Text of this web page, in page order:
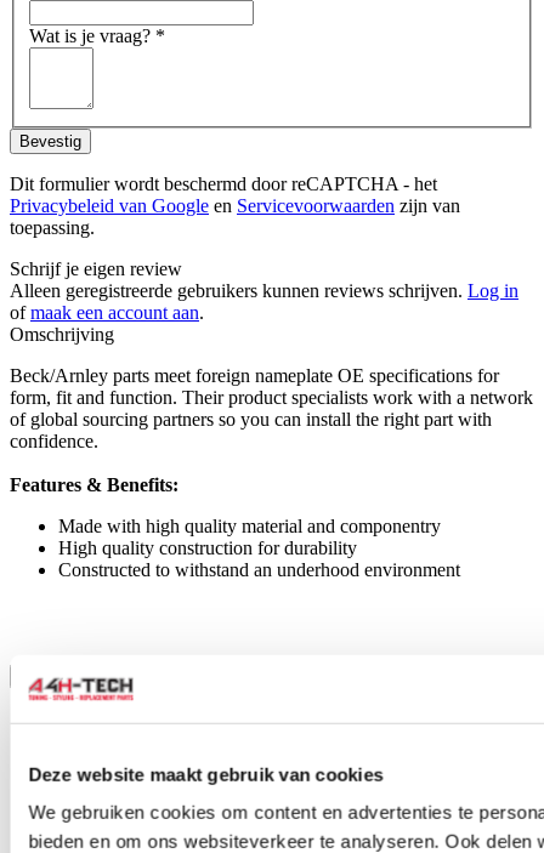
Deze website maakt gebruik van cookies
We gebruiken cookies om content en advertenties te
bieden en om ons websiteverkeer te analyseren. Ook
Wat is je vraag? *
Bevestig
Dit formulier wordt beschermd door reCAPTCHA - het
Privacybeleid van Google en Servicevoorwaarden zijn van
toepassing.
Schrijf je eigen review
Alleen geregistreerde gebruikers kunnen reviews schrijven. Log in
ofmaak een account aan.
Omschrijving
Beck/Arnley parts meet foreign nameplate OE specifications for
form, fit and function. Their product specialists work with a network
of global sourcing partners so you can install the right part with
confidence.
Features & Benefits:
Made with high quality material and componentry
High quality construction for durability
Constructed to withstand an underhood environment
Toon meer
Stel een vraag over dit product
Naam*
E-mail*
Wat is je vraag?*